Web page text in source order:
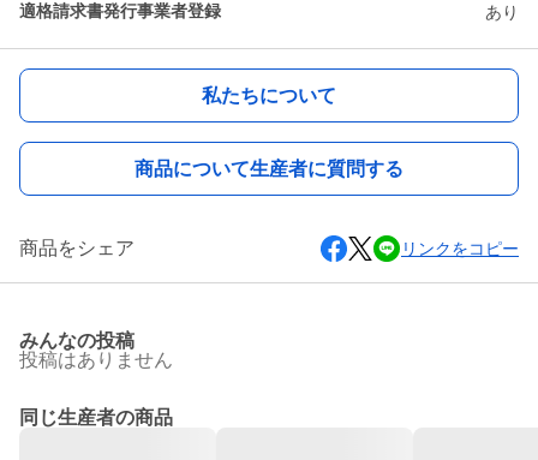
適格請求書発行事業者登録 あり
私たちについて
商品について生産者に質問する
商品をシェア リンクをコピー
みんなの投稿
投稿はありません
同じ生産者の商品